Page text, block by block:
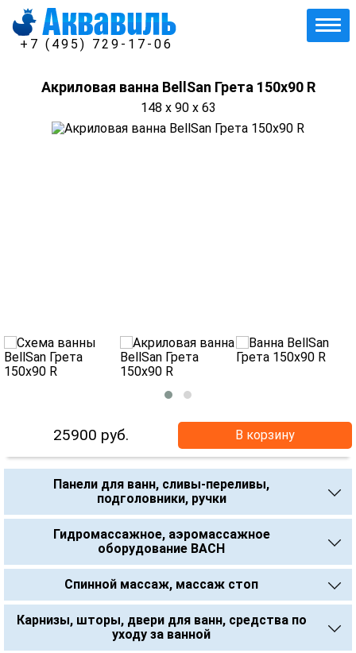
+7 (495) 729-17-06
Акриловая ванна BellSan Грета 150x90 R
148 x 90 x 63
25900 руб. В корзину
Панели для ванн, сливы-переливы,
подголовники, ручки
Гидромассажное, аэромассажное
оборудование BACH
Спинной массаж, массаж стоп
Карнизы, шторы, двери для ванн, средства по
уходу за ванной